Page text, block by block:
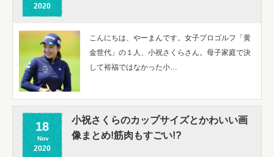
2020
こんにちは、やーまんです。女子プロゴルフ「黄
金世代」の１人、小祝さくらさん。母子家庭で決
して裕福ではなかった小…
18
Nov
2020
小祝さくらのカップサイズとかわいい画
像まとめ!筋肉もすごい!?